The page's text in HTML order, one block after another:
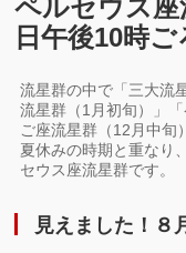
ペルセウス座
日午後10時ご
流星群の中で「三大流
流星群（1月初旬）」
ご座流星群（12月中旬
夏休みの時期と重なり
セウス座流星群です。
見えました！８